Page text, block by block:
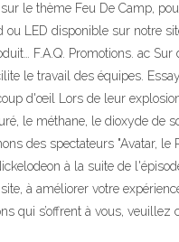
le thème Feu De Camp,
ou LED disponible sur notre
F.A.Q. Promotions. ac
le travail des équipes.
d'œil Lors de leur
le méthane, le dioxyde
des spectateurs "Avatar,
à la suite de
à améliorer votre
qui s’offrent à vous, veuillez